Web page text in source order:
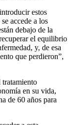
estos
accede a los
debajo de la
el equilibrio
y, de esa
que perdieron”,
tratamiento
en su vida,
de 60 años para